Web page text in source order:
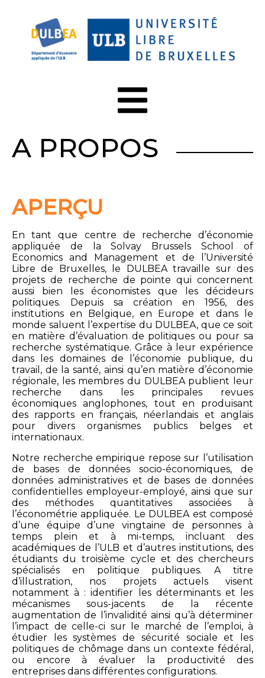
A PROPOS
APERÇU
En tant que centre de recherche d’économie
appliquée de la Solvay Brussels School of
Economics and Management et de l’Université
Libre de Bruxelles, le DULBEA travaille sur des
projets de recherche de pointe qui concernent
aussi bien les économistes que les décideurs
politiques. Depuis sa création en 1956, des
institutions en Belgique, en Europe et dans le
monde saluent l’expertise du DULBEA, que ce soit
en matière d’évaluation de politiques ou pour sa
recherche systématique. Grâce à leur expérience
dans les domaines de l’économie publique, du
travail, de la santé, ainsi qu’en matière d’économie
régionale, les membres du DULBEA publient leur
recherche dans les principales revues
économiques anglophones, tout en produisant
des rapports en français, néerlandais et anglais
pour divers organismes publics belges et
internationaux.
Notre recherche empirique repose sur l’utilisation
de bases de données socio-économiques, de
données administratives et de bases de données
confidentielles employeur-employé, ainsi que sur
des méthodes quantitatives associées à
l’économétrie appliquée. Le DULBEA est composé
d’une équipe d’une vingtaine de personnes à
temps plein et à mi-temps, incluant des
académiques de l’ULB et d’autres institutions, des
étudiants du troisième cycle et des chercheurs
spécialisés en politique publiques. A titre
d’illustration, nos projets actuels visent
notamment à : identifier les déterminants et les
mécanismes sous-jacents de la récente
augmentation de l’invalidité ainsi qu’à déterminer
l’impact de celle-ci sur le marché de l’emploi, à
étudier les systèmes de sécurité sociale et les
politiques de chômage dans un contexte fédéral,
ou encore à évaluer la productivité des
entreprises dans différentes configurations.